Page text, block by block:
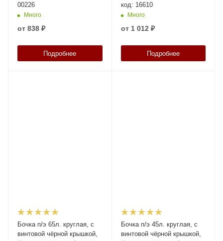
00226
Много
от 838 ₽
Подробнее
код: 16610
Много
от 1 012 ₽
Подробнее
Бочка п/э 65л. круглая, с
винтовой чёрной крышкой,
Бочка п/э 45л. круглая, с
винтовой чёрной крышкой,